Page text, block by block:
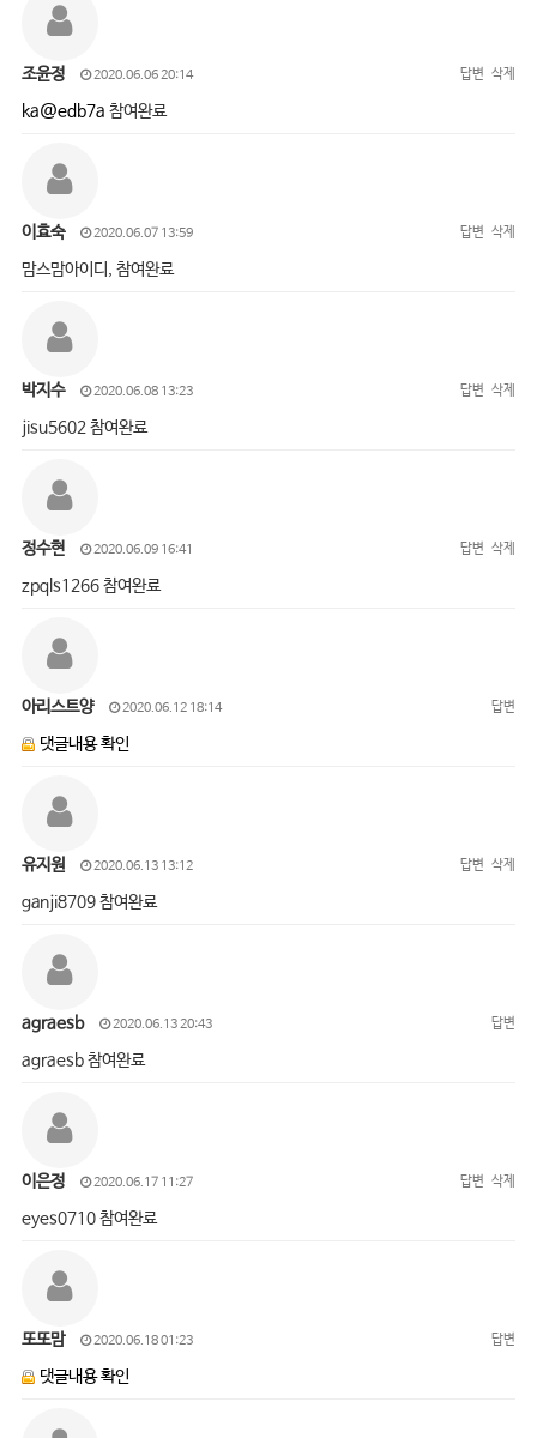
조윤정 2020.06.06 20:14 답변 삭제
ka@edb7a 참여완료
이효숙 2020.06.07 13:59 답변 삭제
맘스맘아이디, 참여완료
박지수 2020.06.08 13:23 답변 삭제
jisu5602 참여완료
정수현 2020.06.09 16:41 답변 삭제
zpqls1266 참여완료
아리스트양 2020.06.12 18:14 답변
댓글내용 확인
유지원 2020.06.13 13:12 답변 삭제
ganji8709 참여완료
agraesb 2020.06.13 20:43 답변
agraesb 참여완료
이은정 2020.06.17 11:27 답변 삭제
eyes0710 참여완료
또또맘 2020.06.18 01:23 답변
댓글내용 확인